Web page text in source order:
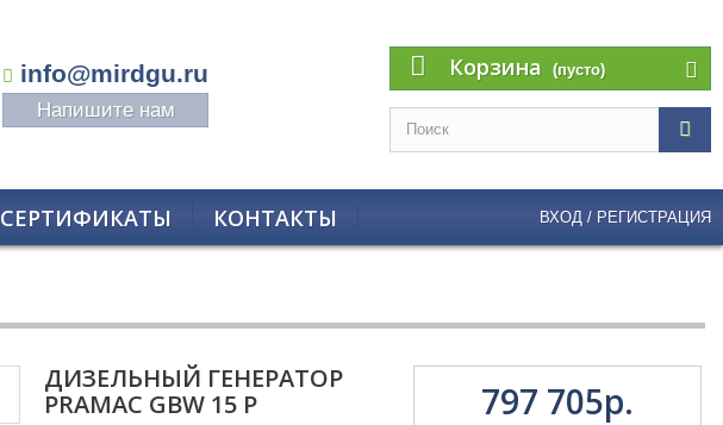
info@mirdgu.ru
Напишите нам
Корзина (пусто)
СЕРТИФИКАТЫ КОНТАКТЫ ВХОД / РЕГИСТРАЦИЯ
ДИЗЕЛЬНЫЙ ГЕНЕРАТОР
PRAMAC GBW 15 P
797 705р.